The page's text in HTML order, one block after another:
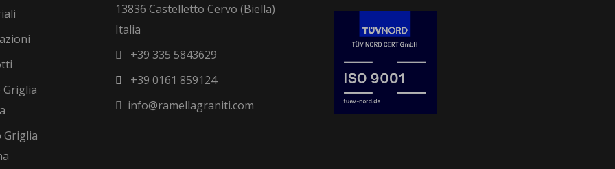
Griglia
Griglia
13836 Castelletto Cervo (Biella)
Italia
+39 335 5843629
+39 0161 859124
info@ramellagraniti.com